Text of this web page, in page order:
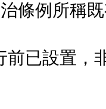
所稱既
設置，非